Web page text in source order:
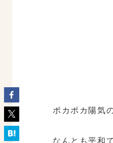
ポカポカ陽気
なんとも平和